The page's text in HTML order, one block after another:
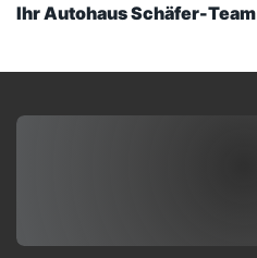
Ihr Autohaus Schäfer-Team